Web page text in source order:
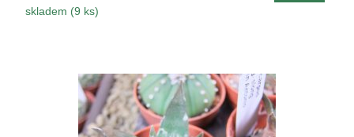
skladem (9 ks)